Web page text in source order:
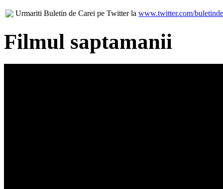
Urmariti Buletin de Carei pe Twitter la www.twitter.com/
Filmul saptamanii